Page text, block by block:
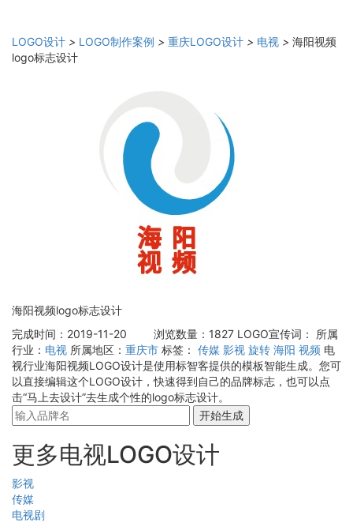
LOGO设计 > LOGO制作案例 > 重庆LOGO设计 > 电视 > 海阳视频
logo标志设计
海阳视频logo标志设计
完成时间：2019-11-20
浏览数量：1827 LOGO宣传词：
所属
行业： 电视 所属地区： 重庆市 标签： 传媒 影视 旋转 海阳 视频 电
视行业海阳视频LOGO设计是使用标智客提供的模板智能生成。您可
以直接编辑这个LOGO设计，快速得到自己的品牌标志，也可以点
击“马上去设计”去生成个性的logo标志设计。
开始生成
更多电视LOGO设计
影视
传媒
电视剧